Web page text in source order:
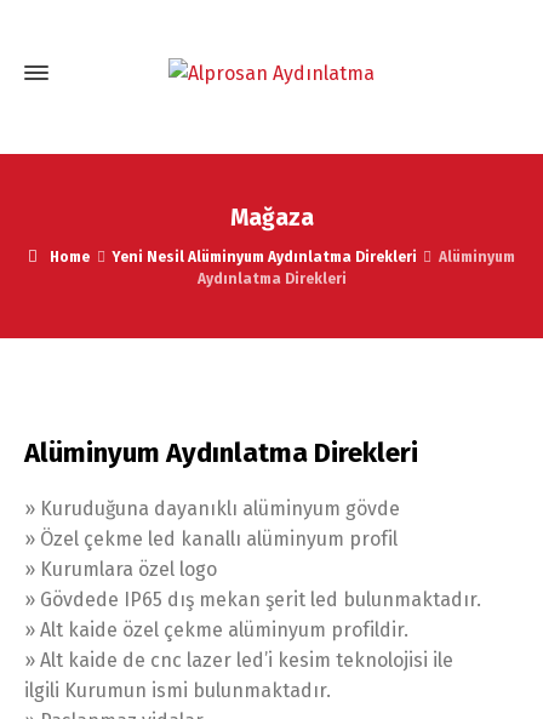
Mağaza
Home Yeni Nesil Alüminyum Aydınlatma Direkleri
Alüminyum
Aydınlatma Direkleri
Alüminyum Aydınlatma Direkleri
» Kuruduğuna dayanıklı alüminyum gövde
» Özel çekme led kanallı alüminyum profil
» Kurumlara özel logo
» Gövdede IP65 dış mekan şerit led bulunmaktadır.
» Alt kaide özel çekme alüminyum profildir.
» Alt kaide de cnc lazer led’i kesim teknolojisi ile
ilgili Kurumun ismi bulunmaktadır.